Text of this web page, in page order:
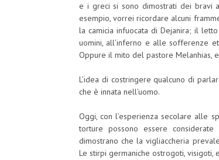
e i greci si sono dimostrati dei bravi
esempio, vorrei ricordare alcuni
la camicia infuocata di Dejanira; il
uomini, all’inferno e alle sofferenze
Oppure il mito del pastore Melanhias,
L’idea di costringere qualcuno di
che è innata nell’uomo.
Oggi, con l’esperienza secolare alle
torture possono essere
dimostrano che la vigliaccheria
Le stirpi germaniche ostrogoti, visigoti,